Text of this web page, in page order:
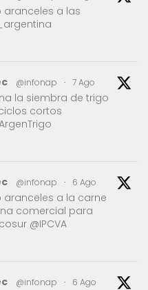
aranceles a las
@infonap · 7 Ago
la siembra de trigo
cortos
@infonap · 6 Ago
aranceles a la carne
comercial para
@IPCVA
@infonap · 6 Ago